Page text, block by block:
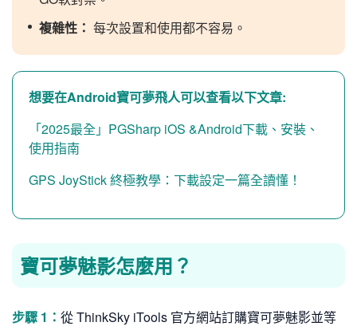
複雜性： 每次設置和使用都不容易。
想要在Android寶可夢飛人可以查看以下文章:
「2025最全」PGSharp iOS &Android下載、安裝、
使用指南
GPS JoyStick 終極教學：下載設定一篇全讀懂！
寶可夢魅影怎麼用？
步驟 1： 從 ThinkSky iTools 官方網站訂購寶可夢魅影並等